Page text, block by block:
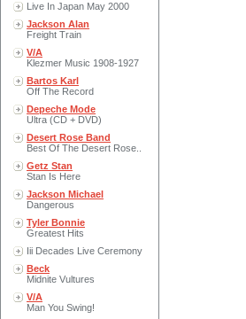
Live In Japan May 2000
Jackson Alan
Freight Train
V/A
Klezmer Music 1908-1927
Bartos Karl
Off The Record
Depeche Mode
Ultra (CD + DVD)
Desert Rose Band
Best Of The Desert Rose..
Getz Stan
Stan Is Here
Jackson Michael
Dangerous
Tyler Bonnie
Greatest Hits
Iii Decades Live Ceremony
Beck
Midnite Vultures
V/A
Man You Swing!